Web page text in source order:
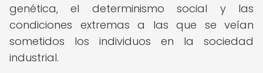
genética, el determinismo social y las
condiciones extremas a las que se veían
sometidos los individuos en la sociedad
industrial.